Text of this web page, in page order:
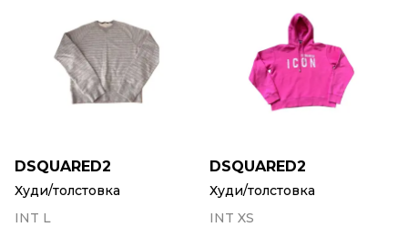
DSQUARED2
Худи/толстовка
INT L
DSQUARED2
Худи/толстовка
INT XS